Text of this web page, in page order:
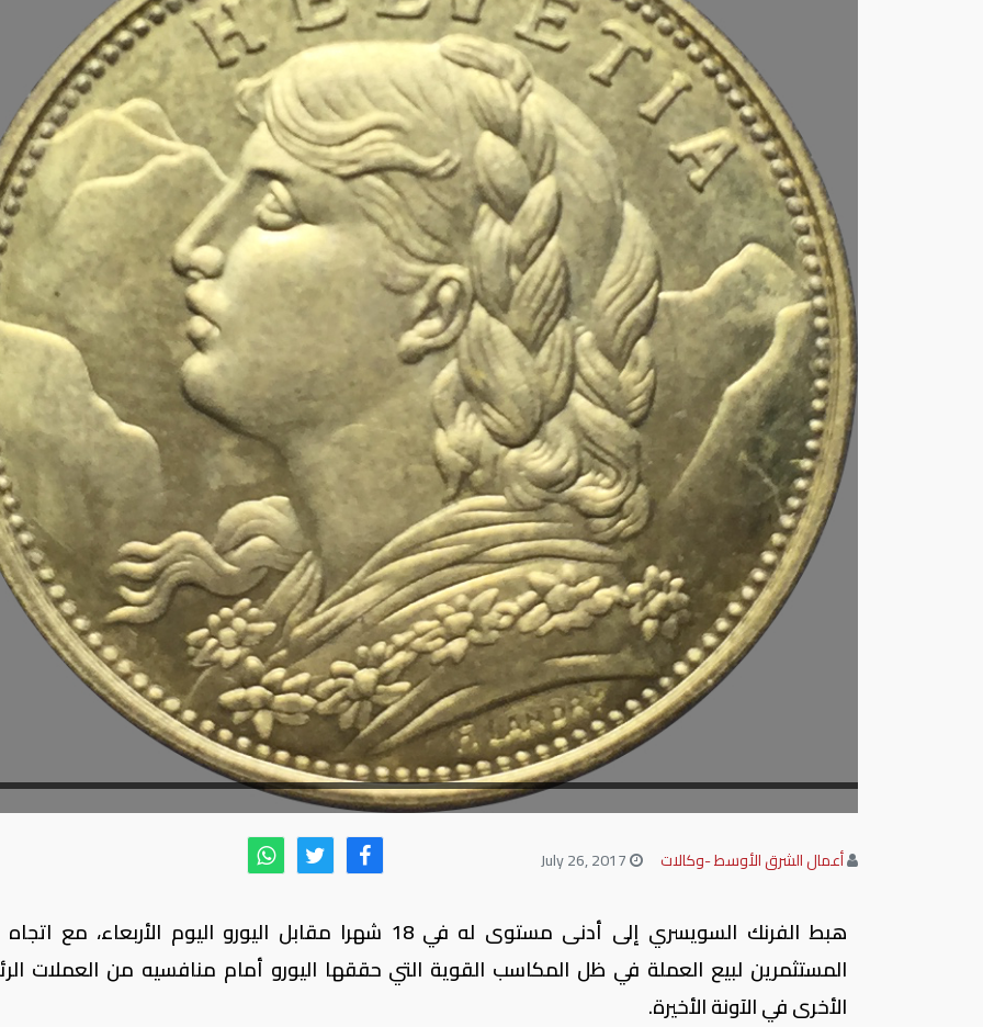
أعمال الشرق الأوسط -وكالات
هبط الفرنك السويسري إلى أدنى مستوى له في 18 شهرا مقابل اليورو اليوم الأربعاء،
المستثمرين لبيع العملة في ظل المكاسب القوية التي حققها اليورو أمام منافسيه من العملات
الأخرى في الآونة الأخيرة.